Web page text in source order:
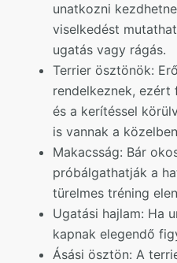
unatkozni
viselkedést
ugatás vagy rágás.
Terrier ösztönök:
rendelkeznek,
és a kerítéssel
is vannak a
Makacsság: Bár
próbálgathatják a
türelmes tréning
Ugatási hajlam: Ha
kapnak elegendő
Ásási ösztön: A